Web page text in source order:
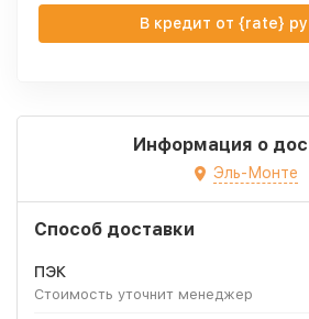
В кредит от {rate}
Информация о
Эль-Монте
Способ доставки
ПЭК
Стоимость уточнит менеджер